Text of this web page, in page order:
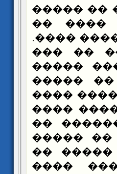
������
��
�������.
�����
�����
���
���� ��
��� ����
����
������
������
�����